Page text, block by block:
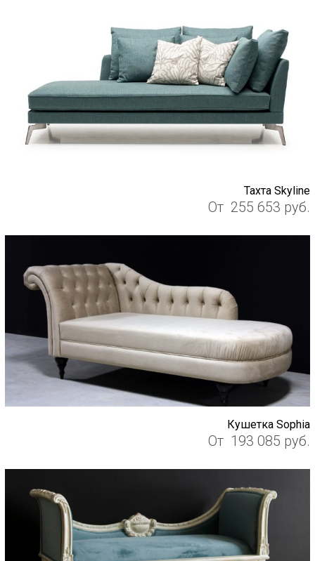
Тахта Skyline
От 255 653 руб.
Кушетка Sophia
От 193 085 руб.